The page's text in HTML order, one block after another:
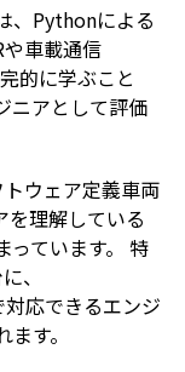
、Pythonによる
車載通信
的に学ぶこと
ニアとして評価
ウェア定義車両
を理解している
っています。 特
、
応できるエンジ
す。